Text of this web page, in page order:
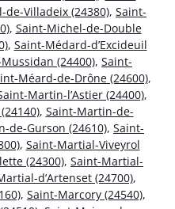
de-Villadeix (24380), Saint-
, Saint-Michel-de-Double
, Saint-Médard-d’Excideuil
(24400), Saint-
Méard-de-Drône (24600),
Martin-l’Astier (24400),
, Saint-Martin-de-
de-Gurson (24610), Saint-
, Saint-Martial-Viveyrol
(24300), Saint-Martial-
d’Artenset (24700),
, Saint-Marcory (24540),